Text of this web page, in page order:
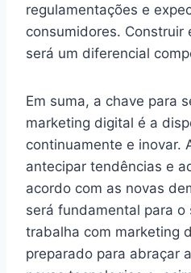
regulamentações e
consumidores. Construir
será um diferencial
Em suma, a chave para
marketing digital é a
continuamente e inovar.
antecipar tendências e
acordo com as novas
será fundamental para o
trabalha com marketing
preparado para abraçar